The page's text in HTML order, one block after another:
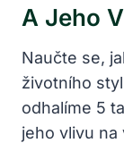
A Jeho
Naučte se,
životního
odhalíme 5
jeho vlivu na